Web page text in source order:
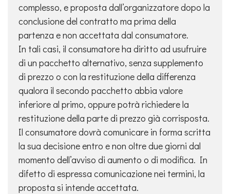
complesso, e proposta dall’organizzatore dopo la
conclusione del contratto ma prima della
partenza e non accettata dal consumatore.
In tali casi, il consumatore ha diritto ad usufruire
di un pacchetto alternativo, senza supplemento
di prezzo o con la restituzione della differenza
qualora il secondo pacchetto abbia valore
inferiore al primo, oppure potrà richiedere la
restituzione della parte di prezzo già corrisposta.
Il consumatore dovrà comunicare in forma scritta
la sua decisione entro e non oltre due giorni dal
momento dell’avviso di aumento o di modifica. In
difetto di espressa comunicazione nei termini, la
proposta si intende accettata.